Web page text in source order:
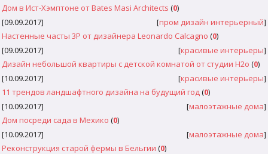
Дом в Ист-Хэмптоне от Bates Masi Architects (0)
[09.09.2017]
[пром дизайн интерьерный]
Настенные часты 3P от дизайнера Leonardo Calcagno (0)
[09.09.2017]
[красивые интерьеры]
Дизайн небольшой квартиры с детской комнатой от студии H2o (0)
[10.09.2017]
[красивые интерьеры]
11 трендов ландшафтного дизайна на будущий год(0)
[10.09.2017]
[малоэтажные дома]
Дом посреди сада в Мехико (0)
[10.09.2017]
[малоэтажные дома]
Реконструкция старой фермы в Бельгии (0)